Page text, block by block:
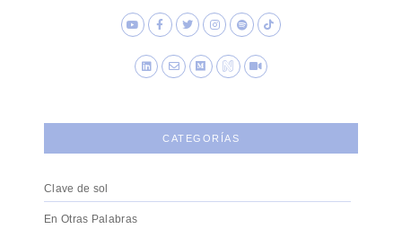
CATEGORÍAS
Clave de sol
En Otras Palabras